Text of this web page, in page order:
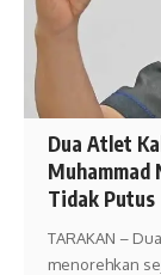
Dua Atlet
Muhammad
Tidak Putus
TARAKAN –
menorehkan